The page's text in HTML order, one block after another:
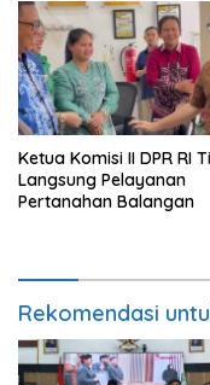
Ketua Komisi II DPR RI
Langsung Pelayanan
Pertanahan Balangan
Rekomendasi